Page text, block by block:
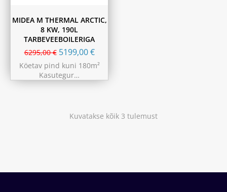
MIDEA M THERMAL ARCTIC,
8 KW, 190L
TARBEVEEBOILERIGA
6295,00€ 5199,00€
Köetav pind kuni 180m²
Kasutegur…
Kuvatakse kõik 3 tulemust